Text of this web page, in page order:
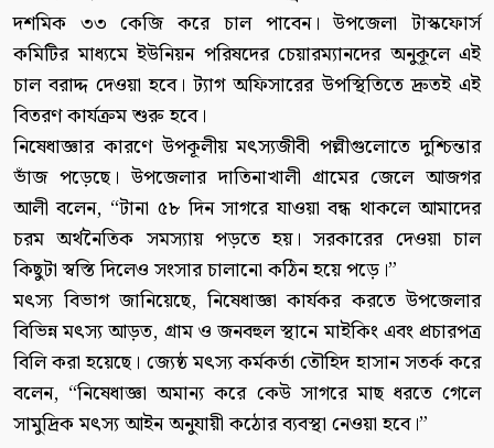
দশমিক ৩৩ কেজি করে চাল পাবেন। উপজেলা টাস্কফোর্স
কমিটির মাধ্যমে ইউনিয়ন পরিষদের চেয়ারম্যানদের অনুকূলে এই
চাল বরাদ্দ দেওয়া হবে। ট্যাগ অফিসারের উপস্থিতিতে দ্রুতই এই
বিতরণ কার্যক্রম শুরু হবে।
নিষেধাজ্ঞার কারণে উপকূলীয় মৎস্যজীবী পল্লীগুলোতে দুশ্চিন্তার
ভাঁজ পড়েছে। উপজেলার দাতিনাখালী গ্রামের জেলে আজগর
আলী বলেন, “টানা ৫৮ দিন সাগরে যাওয়া বন্ধ থাকলে আমাদের
চরম অর্থনৈতিক সমস্যায় পড়তে হয়। সরকারের দেওয়া চাল
কিছুটা স্বস্তি দিলেও সংসার চালানো কঠিন হয়ে পড়ে।”
মৎস্য বিভাগ জানিয়েছে, নিষেধাজ্ঞা কার্যকর করতে উপজেলার
বিভিন্ন মৎস্য আড়ত, গ্রাম ও জনবহুল স্থানে মাইকিং এবং প্রচারপত্র
বিলি করা হয়েছে। জ্যেষ্ঠ মৎস্য কর্মকর্তা তৌহিদ হাসান সতর্ক করে
বলেন, “নিষেধাজ্ঞা অমান্য করে কেউ সাগরে মাছ ধরতে গেলে
সামুদ্রিক মৎস্য আইন অনুযায়ী কঠোর ব্যবস্থা নেওয়া হবে।”